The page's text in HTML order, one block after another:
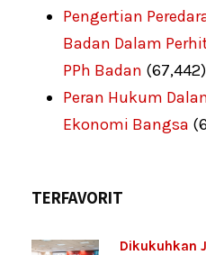
Pengertian
Badan Dalam
PPh Badan (67,442)
Peran Hukum
Ekonomi Bangsa
TERFAVORIT
Dikukuhkan